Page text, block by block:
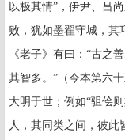
以极其情”，伊尹、吕
败，犹如墨翟守城，其
《老子》有曰：“古之
其智多。”（今本第六
大明于世；例如“驵侩
人，其同类之间，彼此